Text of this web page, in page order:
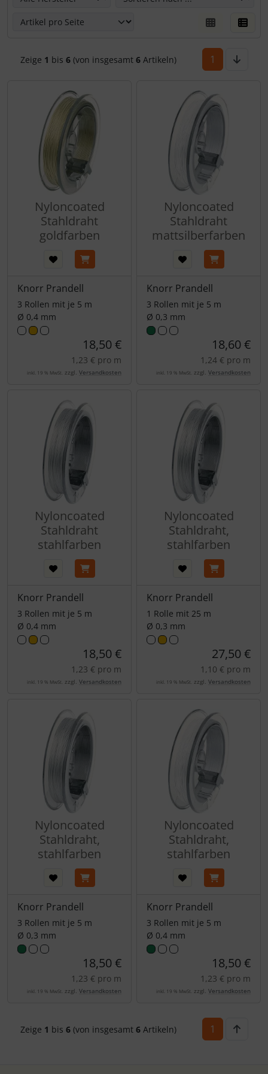
Zeige 1 bis 6(von insgesamt 6Artikeln) 1
Nyloncoated
Stahldraht
goldfarben
Knorr Prandell
3 Rollen mit je 5 m
Ø 0,4 mm
18,50 €
1,23 € pro m
inkl. 19 % MwSt. zzgl. Versandkosten
Nyloncoated
Stahldraht
mattsilberfarben
Knorr Prandell
3 Rollen mit je 5 m
Ø 0,3 mm
18,60 €
1,24 € pro m
inkl. 19 % MwSt. zzgl. Versandkosten
Nyloncoated
Stahldraht
stahlfarben
Knorr Prandell
3 Rollen mit je 5 m
Ø 0,4 mm
18,50 €
1,23 € pro m
inkl. 19 % MwSt. zzgl. Versandkosten
Nyloncoated
Stahldraht,
stahlfarben
Knorr Prandell
1 Rolle mit 25 m
Ø 0,3 mm
27,50 €
1,10 € pro m
inkl. 19 % MwSt. zzgl. Versandkosten
Nyloncoated
Stahldraht,
stahlfarben
Knorr Prandell
3 Rollen mit je 5 m
Ø 0,3 mm
18,50 €
1,23 € pro m
inkl. 19 % MwSt. zzgl. Versandkosten
Nyloncoated
Stahldraht,
stahlfarben
Knorr Prandell
3 Rollen mit je 5 m
Ø 0,4 mm
18,50 €
1,23 € pro m
inkl. 19 % MwSt. zzgl. Versandkosten
Zeige 1 bis 6(von insgesamt 6Artikeln) 1